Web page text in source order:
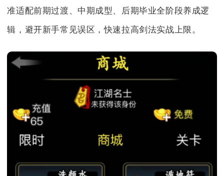
准适配前期过渡、中期成型、后期毕业全阶段养成逻
辑，避开新手常见误区，快速拉高剑法实战上限。